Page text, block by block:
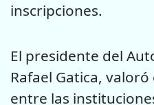
inscripciones.
El presidente del
Rafael Gatica,
entre las